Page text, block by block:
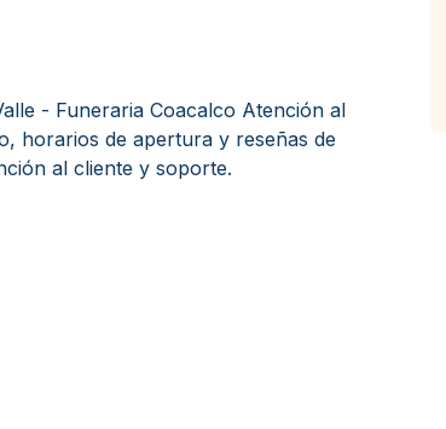
- Funeraria Coacalco Atención al
horarios de apertura y reseñas de
al cliente y soporte.